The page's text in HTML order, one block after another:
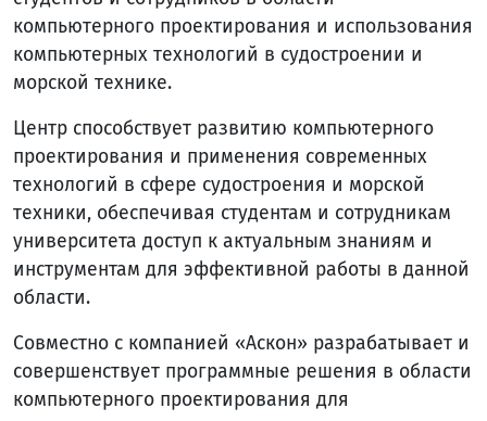
компьютерного проектирования и использования
компьютерных технологий в судостроении и
морской технике.
Центр способствует развитию компьютерного
проектирования и применения современных
технологий в сфере судостроения и морской
техники, обеспечивая студентам и сотрудникам
университета доступ к актуальным знаниям и
инструментам для эффективной работы в данной
области.
Совместно с компанией «Аскон» разрабатывает и
совершенствует программные решения в области
компьютерного проектирования для